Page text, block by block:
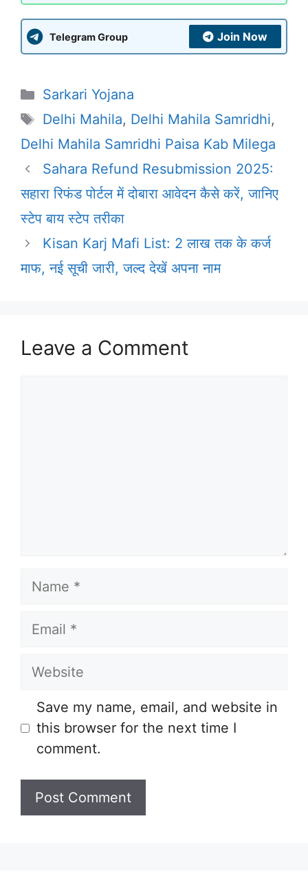
Telegram Group Join Now
Categories
Sarkari Yojana
Tags
Delhi Mahila, Delhi Mahila Samridhi,
Delhi Mahila Samridhi Paisa Kab Milega
Sahara Refund Resubmission 2025:
सहारा रिफंड पोर्टल में दोबारा आवेदन कैसे करें, जानिए
स्टेप बाय स्टेप तरीका
Kisan Karj Mafi List: 2 लाख तक के कर्ज
माफ, नई सूची जारी, जल्द देखें अपना नाम
Leave a Comment
Name
Email
Website
Save my name, email, and website in
this browser for the next time I
comment.